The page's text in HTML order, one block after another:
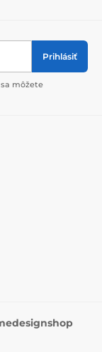
Prihlásiť
môžete